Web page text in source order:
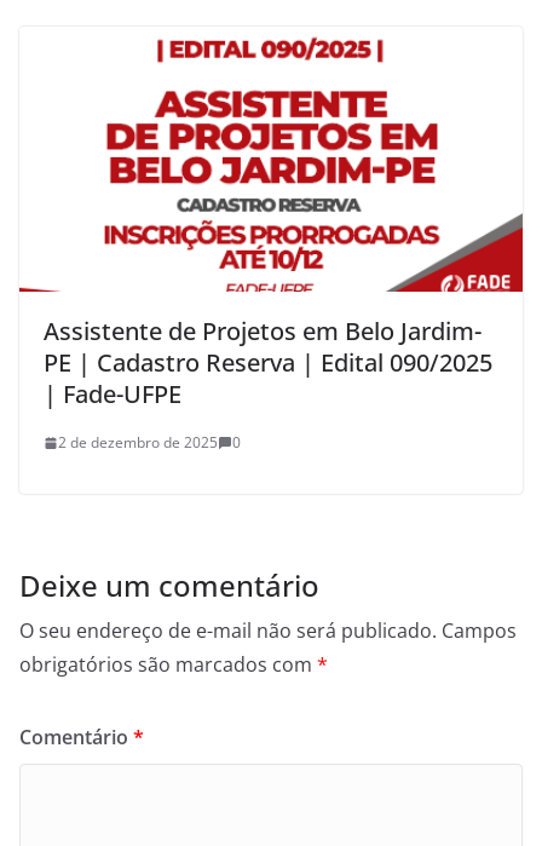
Assistente de Projetos em Belo Jardim-
PE | Cadastro Reserva | Edital 090/2025
| Fade-UFPE
2 de dezembro de 2025 0
Deixe um comentário
O seu endereço de e-mail não será publicado. Campos
obrigatórios são marcados com *
Comentário *